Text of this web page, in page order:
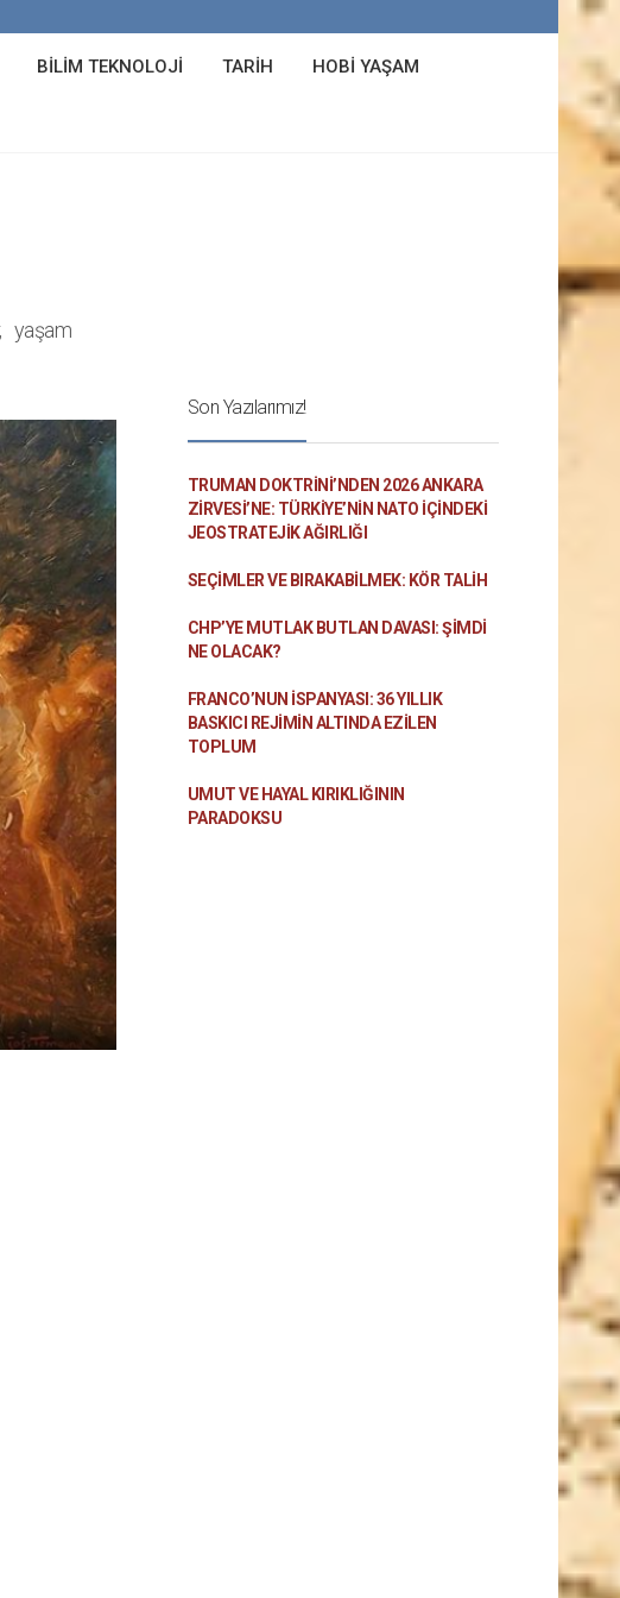
BILIM TEKNOLOJI TARIH HOBI YAŞAM
yaşam
Son Yazılarımız!
TRUMAN DOKTRINI’NDEN 2026 ANKARA
ZIRVESI’NE: TÜRKIYE’NIN NATO İÇINDEKI
JEOSTRATEJIK AĞIRLIĞI
SEÇIMLER VE BIRAKABILMEK: KÖR TALIH
CHP’YE MUTLAK BUTLAN DAVASI: ŞİMDİ
NE OLACAK?
FRANCO’NUN İSPANYASI: 36 YILLIK
BASKICI REJIMIN ALTINDA EZILEN
TOPLUM
UMUT VE HAYAL KIRIKLIĞININ
PARADOKSU